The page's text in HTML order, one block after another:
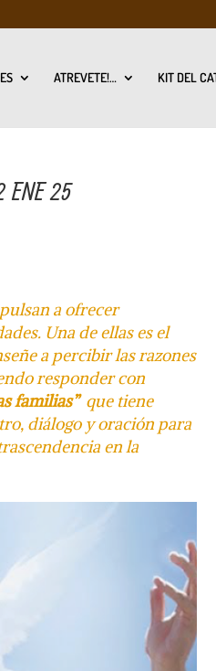
ATREVETE!… KIT DEL
ENE 25
a ofrecer
Una de ellas es el
a percibir las razones
responder con
familias” que tiene
diálogo y oración para
en la